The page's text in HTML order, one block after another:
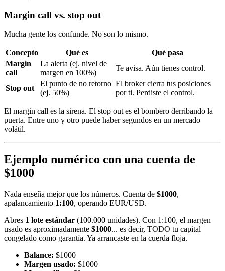
Margin call vs. stop out
Mucha gente los confunde. No son lo mismo.
Concepto Qué es
Qué pasa
Margin
call
La alerta (ej. nivel de
margen en 100%)
Te avisa. Aún tienes control.
Stop out
El punto de no retorno
(ej. 50%)
El broker cierra tus posiciones
por ti. Perdiste el control.
El margin call es la sirena. El stop out es el bombero derribando la
puerta. Entre uno y otro puede haber segundos en un mercado
volátil.
Ejemplo numérico con una cuenta de
$1000
Nada enseña mejor que los números. Cuenta de $1000,
apalancamiento 1:100, operando EUR/USD.
Abres 1 lote estándar (100.000 unidades). Con 1:100, el margen
usado es aproximadamente $1000... es decir, TODO tu capital
congelado como garantía. Ya arrancaste en la cuerda floja.
Balance: $1000
Margen usado: $1000